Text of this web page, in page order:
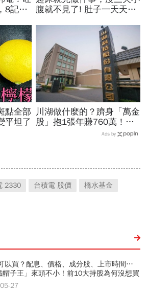
8記憶
肉大塊
腹就不見了! 肚子一天天變
點全部
平坦了
川湖做什麼的？躋身「萬金
股」抱1張年賺760萬！傳
產鐵工廠如何翻身「只有兩
Ads by
2330 台積電 股價
橋水基金
以買？配息、價格、成分股、上市時間…
帽子王」來頭不小！前10大持股為何沒想買
27